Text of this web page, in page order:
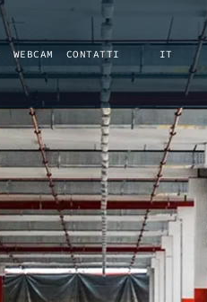
WEBCAM CONTATTI IT